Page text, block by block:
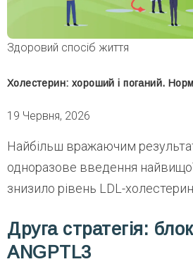
Здоровий спосіб життя
Холестерин: хороший і поганий.
19 Червня, 2026
Найбільш вражаючим
одноразове введення
знизило рівень LDL-
Друга стратегія:
ANGPTL3